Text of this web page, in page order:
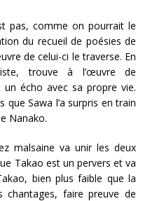
pas, comme on pourrait le
du recueil de poésies de
de celui-ci le traverse. En
trouve à l’œuvre de
écho avec sa propre vie.
que Sawa l’a surpris en train
Nanako.
malsaine va unir les deux
Takao est un pervers et va
bien plus faible que la
faire preuve de